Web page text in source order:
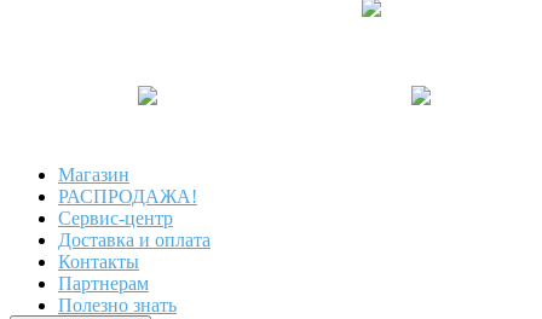
Магазин
РАСПРОДАЖА!
Сервис-центр
Доставка и оплата
Контакты
Партнерам
Полезно знать